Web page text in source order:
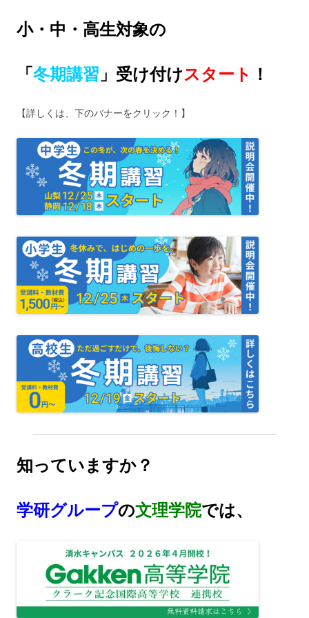
小・中・高生対象の
「冬期講習 」受け付けスタート ！
【詳しくは、下のバナーをクリック！】
知っていますか？
学研グループの文理学院では、